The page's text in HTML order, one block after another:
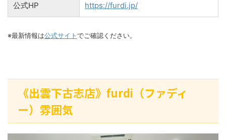
公式HP https://furdi.jp/
※最新情報は公式サイト でご確認ください。
《出雲下古志店》furdi（ファディ
ー）雰囲気